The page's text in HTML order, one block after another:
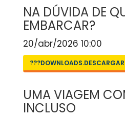
NA DÚVIDA DE
EMBARCAR?
20/abr/2026 10:00
UMA VIAGEM
INCLUSO